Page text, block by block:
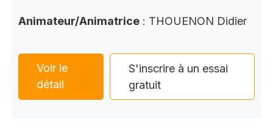
Animateur/Animatrice : THOUENON Didier
Voir le
détail
S'inscrire à un essai
gratuit